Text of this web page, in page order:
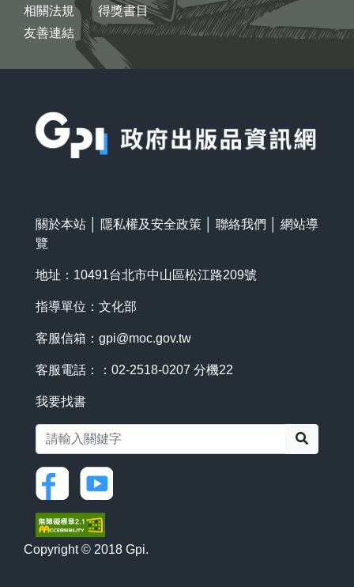
相關法規
友善連結
得獎書目
關於本站 隱私權及安全政策 聯絡我們
網站導
覽
地址：10491台北市中山區松江路209號
指導單位：文化部
客服信箱： gpi@moc.gov.tw
客服電話：：02-2518-0207 分機22
我要找書
Copyright © 2018 Gpi.